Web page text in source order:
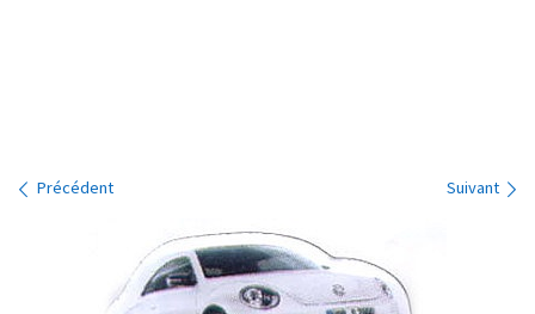
Navigation des images
Précédent Suivant